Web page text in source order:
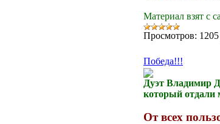
Материал взят с
Просмотров: 1205
Победа!!!
Дуэт Владимир
который отдали
От всех